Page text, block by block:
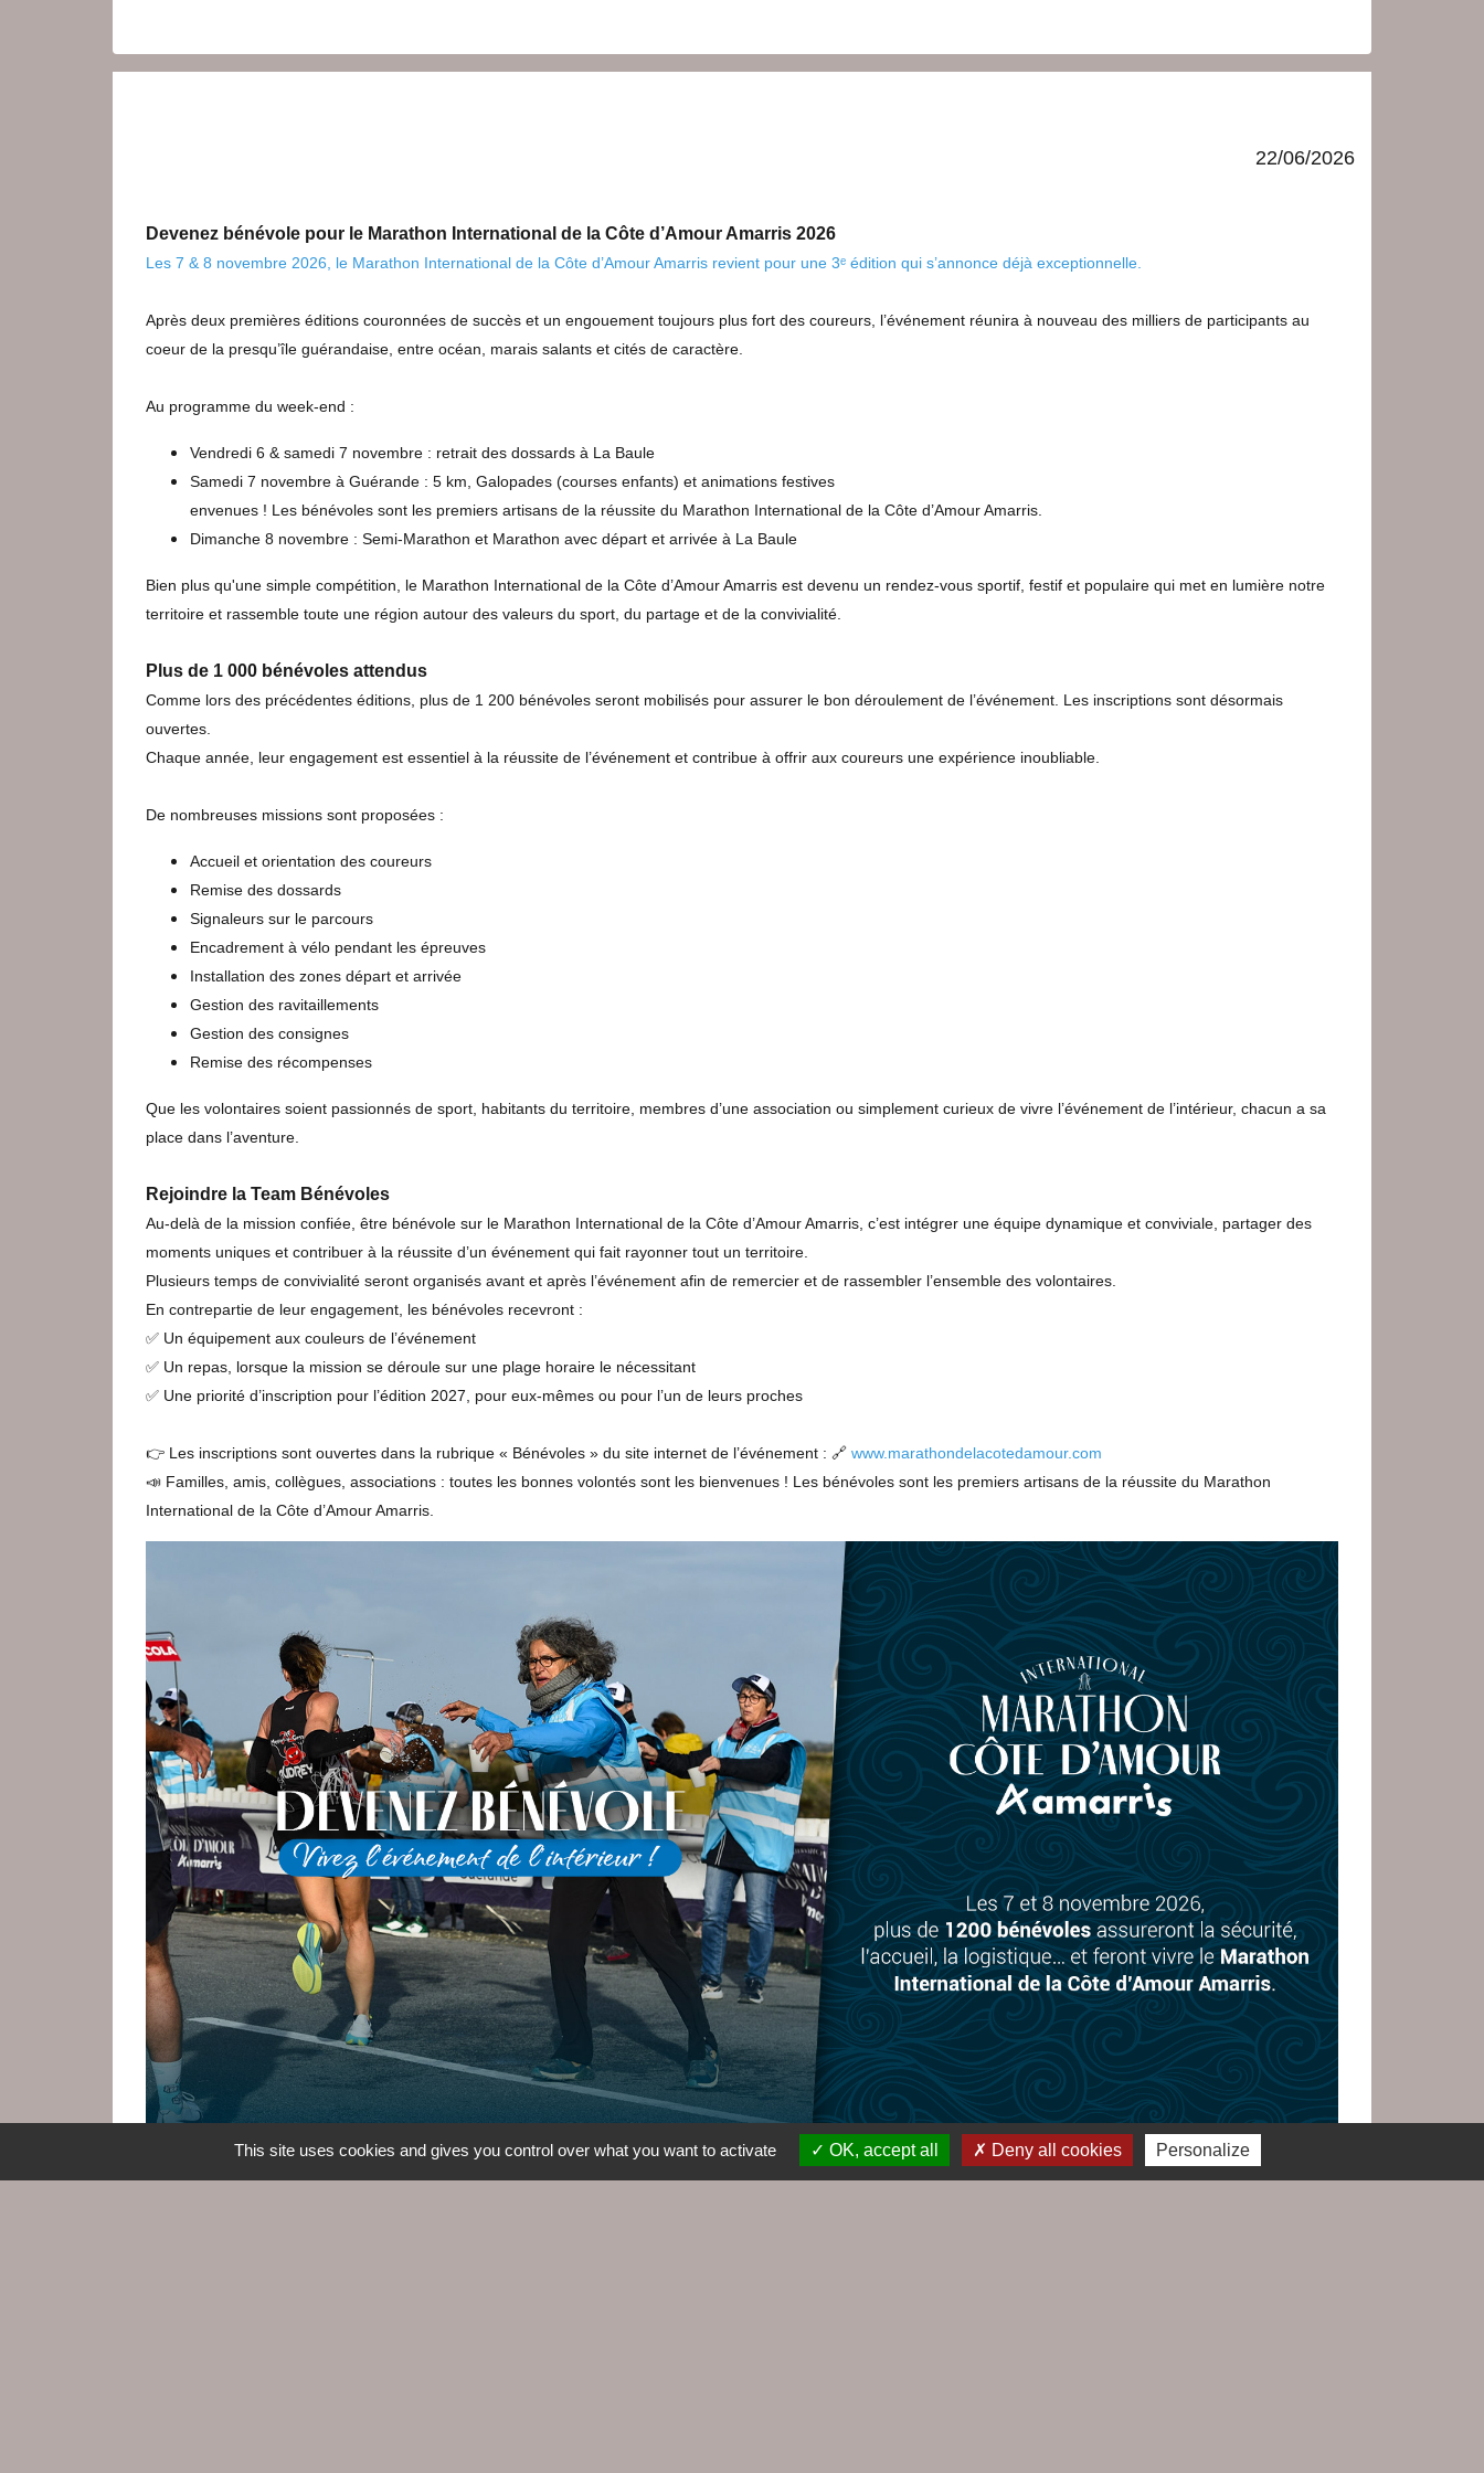
22/06/2026
Devenez bénévole pour le Marathon International de la Côte d’Amour Amarris 2026
Les 7 & 8 novembre 2026, le Marathon International de la Côte d’Amour Amarris revient pour une 3ᵉ édition qui s’annonce déjà exceptionnelle.
Après deux premières éditions couronnées de succès et un engouement toujours plus fort des coureurs, l’événement réunira à nouveau des milliers de participants au
coeur de la presqu’île guérandaise, entre océan, marais salants et cités de caractère.
Au programme du week-end :
Vendredi 6 & samedi 7 novembre : retrait des dossards à La Baule
Samedi 7 novembre à Guérande : 5 km, Galopades (courses enfants) et animations festives
envenues ! Les bénévoles sont les premiers artisans de la réussite du Marathon International de la Côte d’Amour Amarris.
Dimanche 8 novembre : Semi-Marathon et Marathon avec départ et arrivée à La Baule
Bien plus qu'une simple compétition, le Marathon International de la Côte d’Amour Amarris est devenu un rendez-vous sportif, festif et populaire qui met en lumière notre
territoire et rassemble toute une région autour des valeurs du sport, du partage et de la convivialité.
Plus de 1 000 bénévoles attendus
Comme lors des précédentes éditions, plus de 1 200 bénévoles seront mobilisés pour assurer le bon déroulement de l’événement. Les inscriptions sont désormais
ouvertes.
Chaque année, leur engagement est essentiel à la réussite de l’événement et contribue à offrir aux coureurs une expérience inoubliable.
De nombreuses missions sont proposées :
Accueil et orientation des coureurs
Remise des dossards
Signaleurs sur le parcours
Encadrement à vélo pendant les épreuves
Installation des zones départ et arrivée
Gestion des ravitaillements
Gestion des consignes
Remise des récompenses
Que les volontaires soient passionnés de sport, habitants du territoire, membres d’une association ou simplement curieux de vivre l’événement de l’intérieur, chacun a sa
place dans l’aventure.
Rejoindre la Team Bénévoles
Au-delà de la mission confiée, être bénévole sur le Marathon International de la Côte d’Amour Amarris, c’est intégrer une équipe dynamique et conviviale, partager des
moments uniques et contribuer à la réussite d’un événement qui fait rayonner tout un territoire.
Plusieurs temps de convivialité seront organisés avant et après l’événement afin de remercier et de rassembler l’ensemble des volontaires.
En contrepartie de leur engagement, les bénévoles recevront :
✅ Un équipement aux couleurs de l’événement
✅ Un repas, lorsque la mission se déroule sur une plage horaire le nécessitant
✅ Une priorité d’inscription pour l’édition 2027, pour eux-mêmes ou pour l’un de leurs proches
👉 Les inscriptions sont ouvertes dans la rubrique « Bénévoles » du site internet de l’événement : 🔗 www.marathondelacotedamour.com
📣 Familles, amis, collègues, associations : toutes les bonnes volontés sont les bienvenues ! Les bénévoles sont les premiers artisans de la réussite du Marathon
International de la Côte d’Amour Amarris.
This site uses cookies and gives you control over what you want to activate OK, accept all Deny all cookies Personalize